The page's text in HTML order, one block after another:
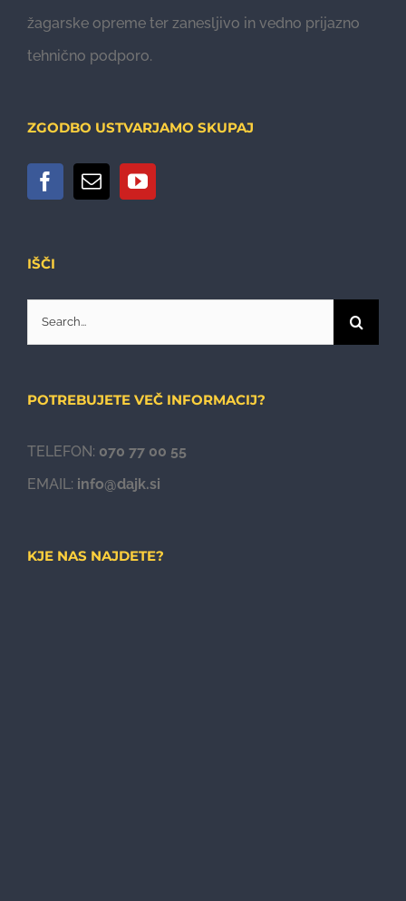
žagarske opreme ter zanesljivo in vedno prijazno
tehnično podporo.
ZGODBO USTVARJAMO SKUPAJ
IŠČI
Search
for:
POTREBUJETE VEČ INFORMACIJ?
TELEFON: 070 77 00 55
EMAIL: info@dajk.si
KJE NAS NAJDETE?